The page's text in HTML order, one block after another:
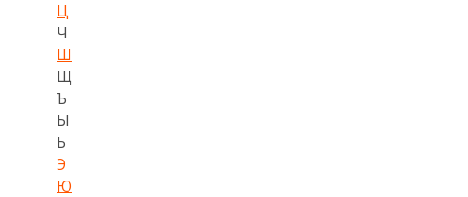
Ц
Ч
Ш
Щ
Ъ
Ы
Ь
Э
Ю